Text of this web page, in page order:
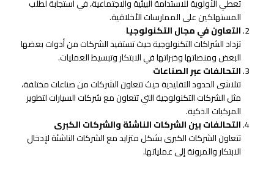
تعطي الأولوية للاستدامة البيئية والاجتماعية، في استجابة لطلب
المستهلكين على الممارسات الأخلاقية.
التعاون في مجال التكنولوجيا
تزداد الشراكات التكنولوجية حيث تستفيد الشركات من أدوات بعضها
البعض ومنصاتها وخبراتها في الابتكار وتبسيط العمليات.
التحالفات عبر الصناعات
تتلاشى الحدود التقليدية حيث تتعاون الشركات من صناعات مختلفة،
مثل الشركات التكنولوجية التي تتعاون مع شركات السيارات لتطوير
المركبات الذكية.
التحالفات بين الشركات الناشئة والشركات الكبرى
تتعاون الشركات الكبرى بشكل متزايد مع الشركات الناشئة لإدخال
الابتكار والمرونة إلى عملياتها.